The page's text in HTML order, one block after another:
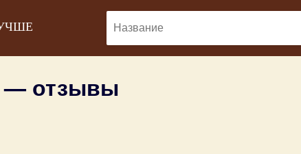
— отзывы